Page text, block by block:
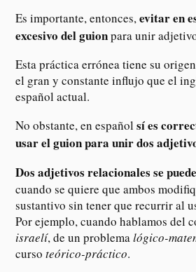
Es importante, entonces,evitar en
excesivo del guionpara unir
Esta práctica errónea tiene su
el gran y constante influjo que el
español actual.
No obstante, en españolsí es
usar el guion para unir dos
Dos adjetivos relacionales se
cuando se quiere que ambos
sustantivo sin tener que recurrir al
Por ejemplo, cuando hablamos del
israelí, de un problemalógico-
cursoteórico-práctico.